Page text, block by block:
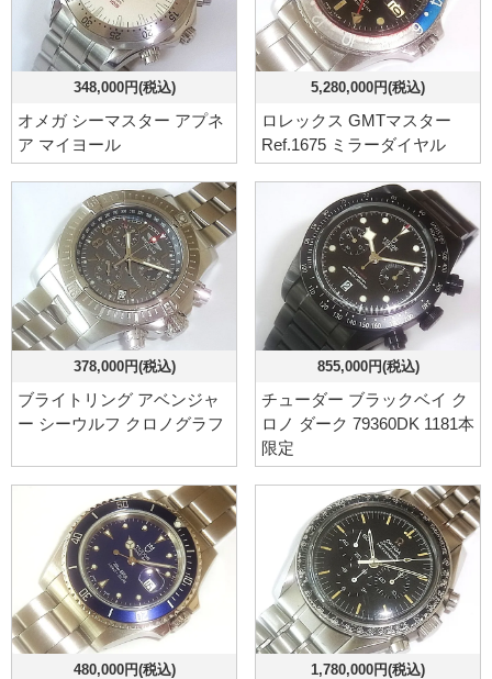
348,000円(税込)
オメガ シーマスター アプネ
ア マイヨール
5,280,000円(税込)
ロレックス GMTマスター
Ref.1675 ミラーダイヤル
378,000円(税込)
ブライトリング アベンジャ
ー シーウルフ クロノグラフ
855,000円(税込)
チューダー ブラックベイ ク
ロノ ダーク 79360DK 1181本
限定
480,000円(税込) 1,780,000円(税込)